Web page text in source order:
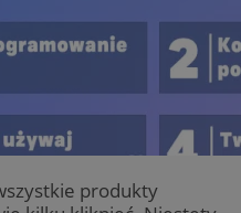
produkty